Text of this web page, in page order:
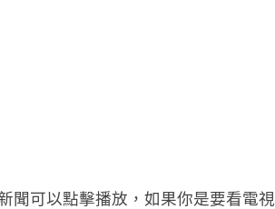
聞可以點擊播放，如果你是要看電視